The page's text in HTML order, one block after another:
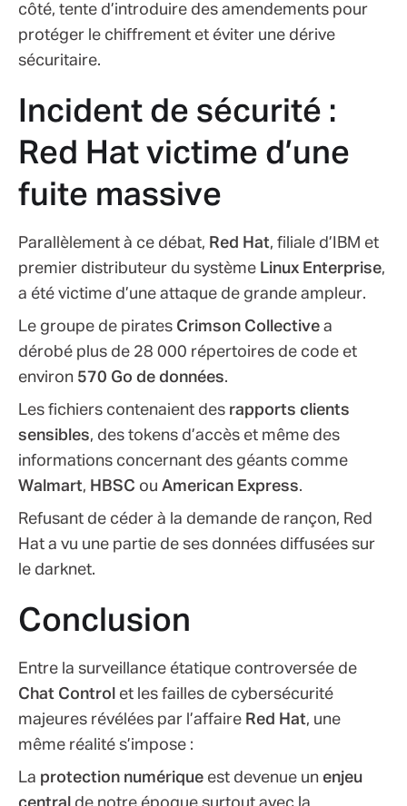
côté, tente d’introduire des amendements pour
protéger le chiffrement et éviter une dérive
sécuritaire.
Incident de sécurité :
Red Hat victime d’une
fuite massive
Parallèlement à ce débat, Red Hat, filiale d’IBM et
premier distributeur du système Linux Enterprise,
a été victime d’une attaque de grande ampleur.
Le groupe de pirates Crimson Collective a
dérobé plus de 28 000 répertoires de code et
environ 570 Go de données.
Les fichiers contenaient des rapports clients
sensibles, des tokens d’accès et même des
informations concernant des géants comme
Walmart, HBSC ou American Express.
Refusant de céder à la demande de rançon, Red
Hat a vu une partie de ses données diffusées sur
le darknet.
Conclusion
Entre la surveillance étatique controversée de
Chat Control et les failles de cybersécurité
majeures révélées par l’affaire Red Hat, une
même réalité s’impose :
La protection numérique est devenue un enjeu